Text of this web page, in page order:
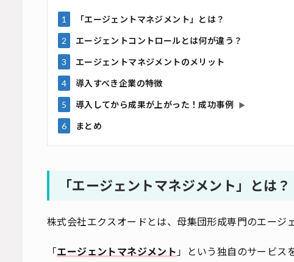
1 「エージェントマネジメント」とは？
2 エージェントコントロールとは何が違う？
3 エージェントマネジメントのメリット
4 導入すべき企業の特徴
5 導入してから成果が上がった！成功事例 ▶
6 まとめ
「エージェントマネジメント」とは？
株式会社エクスオードとは、母集団形成専門のエージ
「エージェントマネジメント 」という独自のサービス